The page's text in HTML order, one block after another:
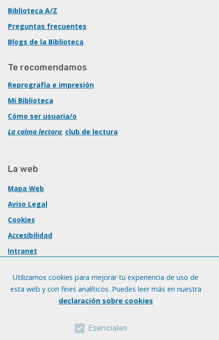
Biblioteca A/Z
Preguntas frecuentes
Blogs de la Biblioteca
Te recomendamos
Reprografía e impresión
Mi Biblioteca
Cómo ser usuaria/o
La calma lectora, club de lectura
La web
Mapa Web
Aviso Legal
Cookies
Accesibilidad
Intranet
Utilizamos cookies para mejorar tu experiencia de uso de
esta web y con fines analíticos. Puedes leer más en nuestra
declaración sobre cookies
Esenciales